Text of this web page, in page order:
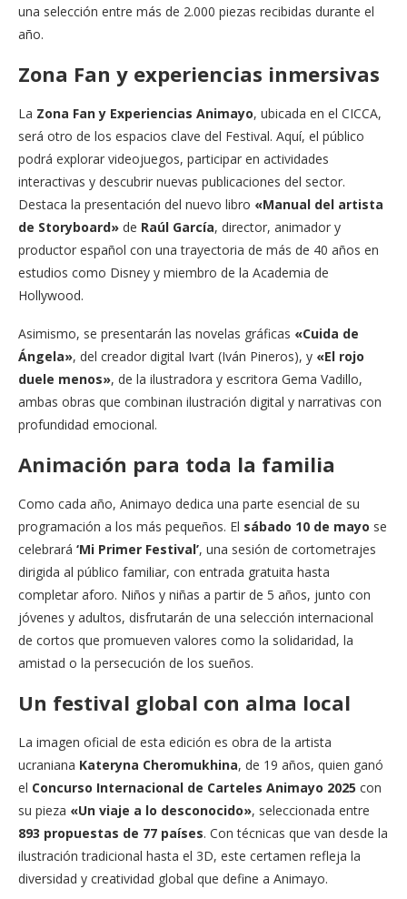
una selección entre más de 2.000 piezas recibidas durante el
año.
Zona Fan y experiencias inmersivas
La Zona Fan y Experiencias Animayo, ubicada en el CICCA,
será otro de los espacios clave del Festival. Aquí, el público
podrá explorar videojuegos, participar en actividades
interactivas y descubrir nuevas publicaciones del sector.
Destaca la presentación del nuevo libro «Manual del artista
de Storyboard» de Raúl García, director, animador y
productor español con una trayectoria de más de 40 años en
estudios como Disney y miembro de la Academia de
Hollywood.
Asimismo, se presentarán las novelas gráficas «Cuida de
Ángela», del creador digital Ivart (Iván Pineros), y «El rojo
duele menos», de la ilustradora y escritora Gema Vadillo,
ambas obras que combinan ilustración digital y narrativas con
profundidad emocional.
Animación para toda la familia
Como cada año, Animayo dedica una parte esencial de su
programación a los más pequeños. El sábado 10 de mayo se
celebrará ‘Mi Primer Festival’, una sesión de cortometrajes
dirigida al público familiar, con entrada gratuita hasta
completar aforo. Niños y niñas a partir de 5 años, junto con
jóvenes y adultos, disfrutarán de una selección internacional
de cortos que promueven valores como la solidaridad, la
amistad o la persecución de los sueños.
Un festival global con alma local
La imagen oficial de esta edición es obra de la artista
ucraniana Kateryna Cheromukhina, de 19 años, quien ganó
el Concurso Internacional de Carteles Animayo 2025 con
su pieza «Un viaje a lo desconocido», seleccionada entre
893 propuestas de 77 países. Con técnicas que van desde la
ilustración tradicional hasta el 3D, este certamen refleja la
diversidad y creatividad global que define a Animayo.